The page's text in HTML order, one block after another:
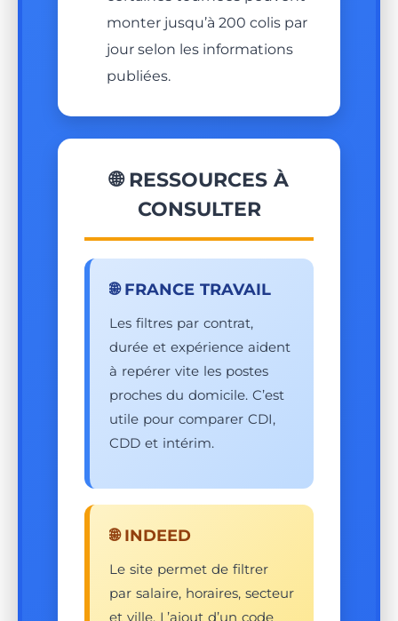
monter jusqu’à 200 colis par
jour selon les informations
publiées.
🌐 RESSOURCES À
CONSULTER
🌐 FRANCE TRAVAIL
Les filtres par contrat,
durée et expérience aident
à repérer vite les postes
proches du domicile. C’est
utile pour comparer CDI,
CDD et intérim.
🌐 INDEED
Le site permet de filtrer
par salaire, horaires, secteur
et ville. L’ajout d’un code